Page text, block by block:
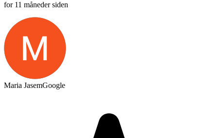
for 11 måneder siden
Maria JasemGoogle